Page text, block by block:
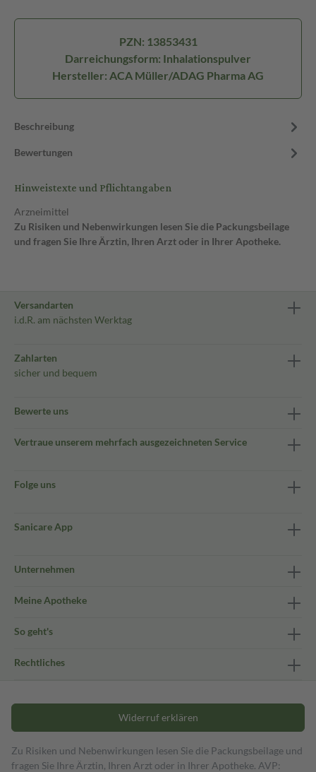
PZN: 13853431
Darreichungsform: Inhalationspulver
Hersteller: ACA Müller/ADAG Pharma AG
Beschreibung
Bewertungen
Hinweistexte und Pflichtangaben
Arzneimittel
Zu Risiken und Nebenwirkungen lesen Sie die Packungsbeilage
und fragen Sie Ihre Ärztin, Ihren Arzt oder in Ihrer Apotheke.
Versandarten
i.d.R. am nächsten Werktag
Zahlarten
sicher und bequem
Bewerte uns
Vertraue unserem mehrfach ausgezeichneten Service
Folge uns
Sanicare App
Unternehmen
Meine Apotheke
So geht's
Rechtliches
Widerruf erklären
Zu Risiken und Nebenwirkungen lesen Sie die Packungsbeilage und
fragen Sie Ihre Ärztin, Ihren Arzt oder in Ihrer Apotheke. AVP: